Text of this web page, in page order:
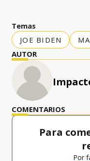
Temas
JOE BIDEN
AUTOR
COMENTARIOS
Para
Por